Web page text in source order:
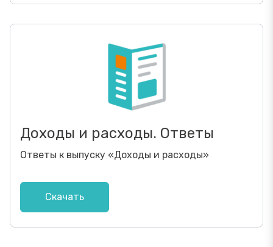
Доходы и расходы. Ответы
Ответы к выпуску «Доходы и расходы»
Скачать